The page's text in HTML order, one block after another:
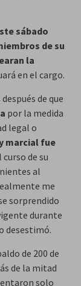
sábado
de su
la
en el cargo.
de que
por la medida
legal o
marcial fue
curso de su
al
me
sorprendido
durante
desestimó.
de 200 de
de la mitad
solo